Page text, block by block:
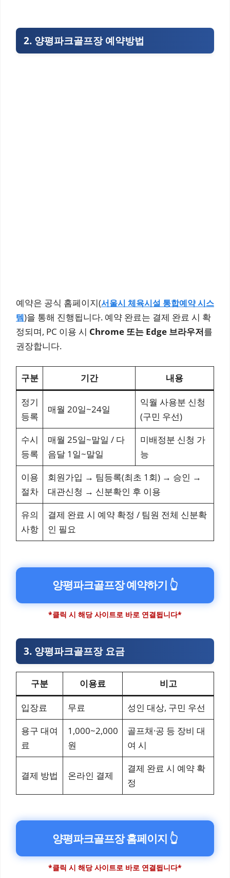
2. 양평파크골프장 예약방법
예약은 공식 홈페이지(서울시 체육시설 통합예약 시스
템)을 통해 진행됩니다. 예약 완료는 결제 완료 시 확
정되며, PC 이용 시 Chrome 또는 Edge 브라우저를
권장합니다.
구분 기간 내용
정기
등록
매월 20일~24일
익월 사용분 신청
(구민 우선)
수시
등록
매월 25일~말일 / 다
음달 1일~말일
미배정분 신청 가
능
이용
절차
회원가입 → 팀등록(최초 1회) → 승인 →
대관신청 → 신분확인 후 이용
유의
사항
결제 완료 시 예약 확정 / 팀원 전체 신분확
인 필요
양평파크골프장 예약하기 👆
*클릭 시 해당 사이트로 바로 연결됩니다*
3. 양평파크골프장 요금
구분 이용료 비고
입장료 무료
성인 대상, 구민 우선
용구 대여
료
1,000~2,000
원
골프채·공 등 장비 대
여 시
결제 방법 온라인 결제
결제 완료 시 예약 확
정
양평파크골프장 홈페이지 👆
*클릭 시 해당 사이트로 바로 연결됩니다*